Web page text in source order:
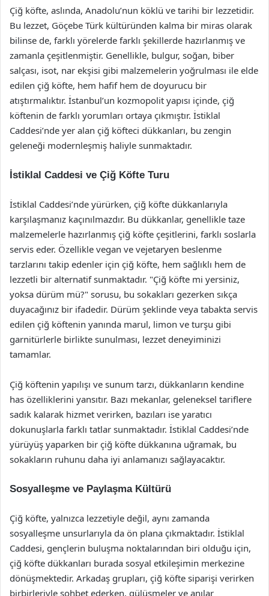
Çiğ köfte, aslında, Anadolu’nun köklü ve tarihi bir lezzetidir.
Bu lezzet, Göçebe Türk kültüründen kalma bir miras olarak
bilinse de, farklı yörelerde farklı şekillerde hazırlanmış ve
zamanla çeşitlenmiştir. Genellikle, bulgur, soğan, biber
salçası, isot, nar ekşisi gibi malzemelerin yoğrulması ile elde
edilen çiğ köfte, hem hafif hem de doyurucu bir
atıştırmalıktır. İstanbul’un kozmopolit yapısı içinde, çiğ
köftenin de farklı yorumları ortaya çıkmıştır. İstiklal
Caddesi’nde yer alan çiğ köfteci dükkanları, bu zengin
geleneği modernleşmiş haliyle sunmaktadır.
İstiklal Caddesi ve Çiğ Köfte Turu
İstiklal Caddesi’nde yürürken, çiğ köfte dükkanlarıyla
karşılaşmanız kaçınılmazdır. Bu dükkanlar, genellikle taze
malzemelerle hazırlanmış çiğ köfte çeşitlerini, farklı soslarla
servis eder. Özellikle vegan ve vejetaryen beslenme
tarzlarını takip edenler için çiğ köfte, hem sağlıklı hem de
lezzetli bir alternatif sunmaktadır. "Çiğ köfte mi yersiniz,
yoksa dürüm mü?" sorusu, bu sokakları gezerken sıkça
duyacağınız bir ifadedir. Dürüm şeklinde veya tabakta servis
edilen çiğ köftenin yanında marul, limon ve turşu gibi
garnitürlerle birlikte sunulması, lezzet deneyiminizi
tamamlar.
Çiğ köftenin yapılışı ve sunum tarzı, dükkanların kendine
has özelliklerini yansıtır. Bazı mekanlar, geleneksel tariflere
sadık kalarak hizmet verirken, bazıları ise yaratıcı
dokunuşlarla farklı tatlar sunmaktadır. İstiklal Caddesi’nde
yürüyüş yaparken bir çiğ köfte dükkanına uğramak, bu
sokakların ruhunu daha iyi anlamanızı sağlayacaktır.
Sosyalleşme ve Paylaşma Kültürü
Çiğ köfte, yalnızca lezzetiyle değil, aynı zamanda
sosyalleşme unsurlarıyla da ön plana çıkmaktadır. İstiklal
Caddesi, gençlerin buluşma noktalarından biri olduğu için,
çiğ köfte dükkanları burada sosyal etkileşimin merkezine
dönüşmektedir. Arkadaş grupları, çiğ köfte siparişi verirken
birbirleriyle sohbet ederken, gülüşmeler ve anılar